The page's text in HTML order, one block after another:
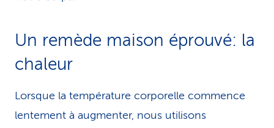
Un remède maison éprouvé: la
chaleur
Lorsque la température corporelle com­mence
lentement à augmenter, nous utilisons